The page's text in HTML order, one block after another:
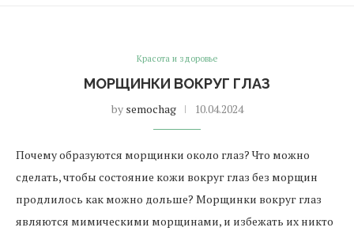
Красота и здоровье
МОРЩИНКИ ВОКРУГ ГЛАЗ
by semochag 10.04.2024
Почему образуются морщинки около глаз? Что можно
сделать, чтобы состояние кожи вокруг глаз без морщин
продлилось как можно дольше? Морщинки вокруг глаз
являются мимическими морщинами, и избежать их никто